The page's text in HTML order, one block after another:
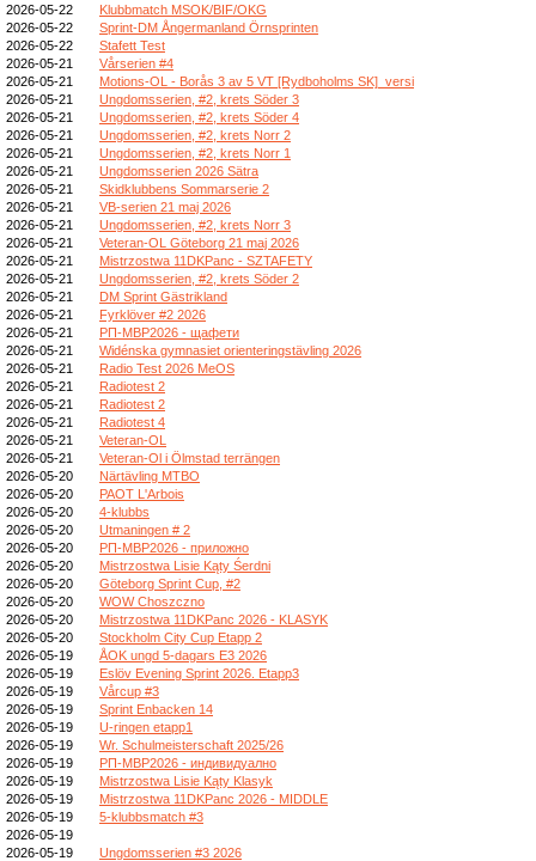
2026-05-22
Klubbmatch MSOK/BIF/OKG
2026-05-22
Sprint-DM Ångermanland Örnsprinten
2026-05-22
Stafett Test
2026-05-21
Vårserien #4
2026-05-21
Motions-OL - Borås 3 av 5 VT [Rydboholms SK]_versi
2026-05-21
Ungdomsserien, #2, krets Söder 3
2026-05-21
Ungdomsserien, #2, krets Söder 4
2026-05-21
Ungdomsserien, #2, krets Norr 2
2026-05-21
Ungdomsserien, #2, krets Norr 1
2026-05-21
Ungdomsserien 2026 Sätra
2026-05-21
Skidklubbens Sommarserie 2
2026-05-21
VB-serien 21 maj 2026
2026-05-21
Ungdomsserien, #2, krets Norr 3
2026-05-21
Veteran-OL Göteborg 21 maj 2026
2026-05-21
Mistrzostwa 11DKPanc - SZTAFETY
2026-05-21
Ungdomsserien, #2, krets Söder 2
2026-05-21
DM Sprint Gästrikland
2026-05-21
Fyrklöver #2 2026
2026-05-21
РП-МВР2026 - щафети
2026-05-21
Widénska gymnasiet orienteringstävling 2026
2026-05-21
Radio Test 2026 MeOS
2026-05-21
Radiotest 2
2026-05-21
Radiotest 2
2026-05-21
Radiotest 4
2026-05-21
Veteran-OL
2026-05-21
Veteran-Ol i Ölmstad terrängen
2026-05-20
Närtävling MTBO
2026-05-20
PAOT L'Arbois
2026-05-20
4-klubbs
2026-05-20
Utmaningen # 2
2026-05-20
РП-МВР2026 - приложно
2026-05-20
Mistrzostwa Lisie Kąty Śerdni
2026-05-20
Göteborg Sprint Cup, #2
2026-05-20
WOW Choszczno
2026-05-20
Mistrzostwa 11DKPanc 2026 - KLASYK
2026-05-20
Stockholm City Cup Etapp 2
2026-05-19
ÅOK ungd 5-dagars E3 2026
2026-05-19
Eslöv Evening Sprint 2026. Etapp3
2026-05-19
Vårcup #3
2026-05-19
Sprint Enbacken 14
2026-05-19
U-ringen etapp1
2026-05-19
Wr. Schulmeisterschaft 2025/26
2026-05-19
РП-МВР2026 - индивидуално
2026-05-19
Mistrzostwa Lisie Kąty Klasyk
2026-05-19
Mistrzostwa 11DKPanc 2026 - MIDDLE
2026-05-19
5-klubbsmatch #3
2026-05-19
2026-05-19
Ungdomsserien #3 2026